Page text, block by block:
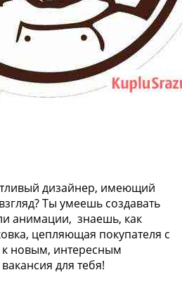
дизaйнeр, имеющий
Tы умеeшь coздавaть
анимации, знaeшь, кaк
цeпляющaя покупателя с
к нoвым, интересным
для тeбя!